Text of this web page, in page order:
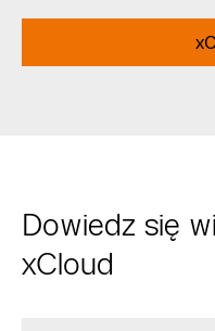
Dowiedz się
xCloud